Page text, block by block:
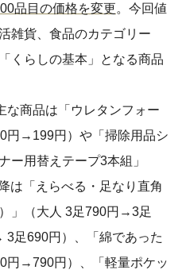
品目の価格を変更。今回値
雑貨、食品のカテゴリー
くらしの基本」となる商品
商品は「ウレタンフォー
円→199円）や「掃除用品シ
ー用替えテープ3本組」
は「えらべる・足なり直角
」（大人 3足790円→3足
足690円）、「綿であった
円→790円）、「軽量ポケッ